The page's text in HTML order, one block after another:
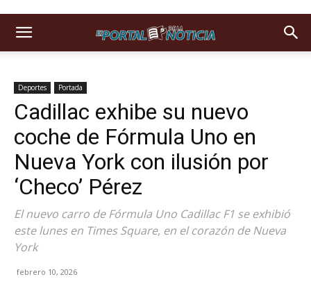
Deportes Portada
Cadillac exhibe su nuevo
coche de Fórmula Uno en
Nueva York con ilusión por
‘Checo’ Pérez
El nuevo carro de Fórmula Uno Cadillac F1 se exhibió
este lunes en Times Square, en el corazón de Nueva
York
febrero 10, 2026